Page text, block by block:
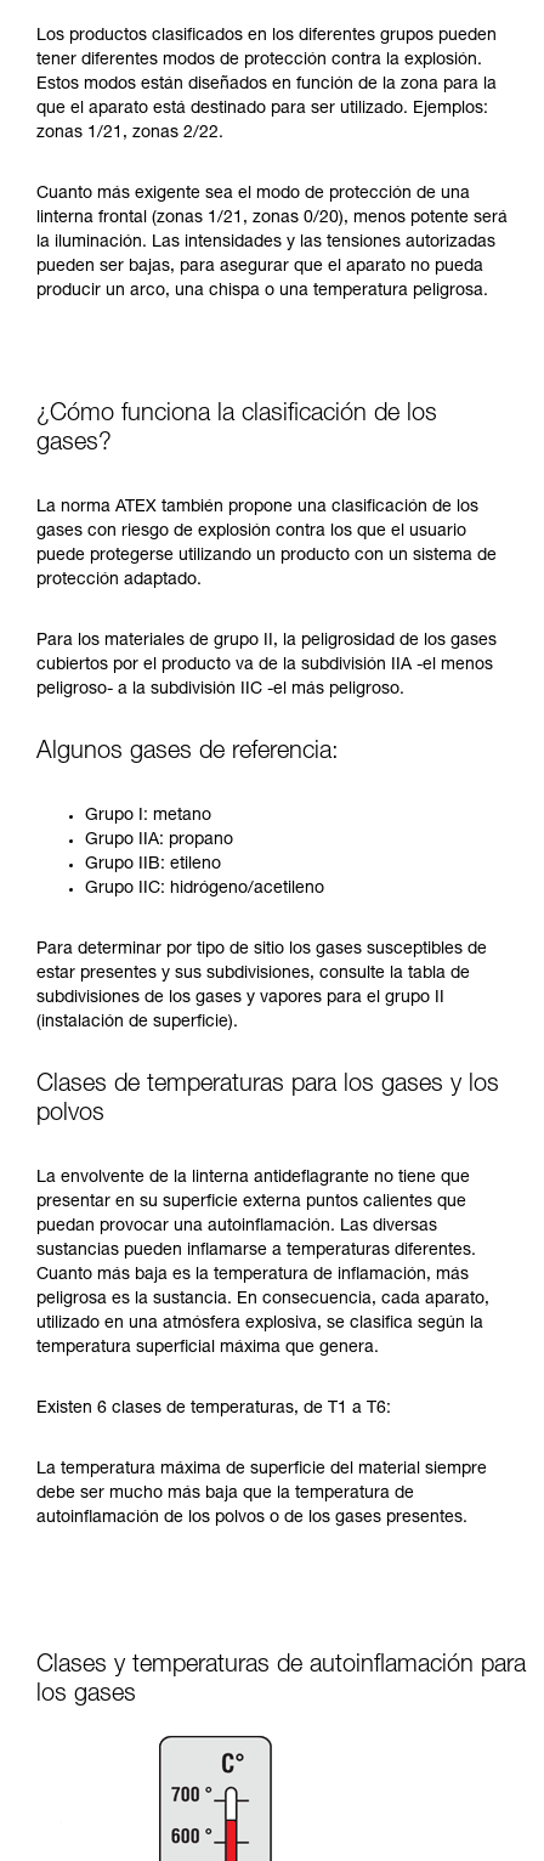
Los productos clasificados en los diferentes grupos pueden
tener diferentes modos de protección contra la explosión.
Estos modos están diseñados en función de la zona para la
que el aparato está destinado para ser utilizado. Ejemplos:
zonas 1/21, zonas 2/22.
Cuanto más exigente sea el modo de protección de una
linterna frontal (zonas 1/21, zonas 0/20), menos potente será
la iluminación. Las intensidades y las tensiones autorizadas
pueden ser bajas, para asegurar que el aparato no pueda
producir un arco, una chispa o una temperatura peligrosa.
¿Cómo funciona la clasificación de los
gases?
La norma ATEX también propone una clasificación de los
gases con riesgo de explosión contra los que el usuario
puede protegerse utilizando un producto con un sistema de
protección adaptado.
Para los materiales de grupo II, la peligrosidad de los gases
cubiertos por el producto va de la subdivisión IIA -el menos
peligroso- a la subdivisión IIC -el más peligroso.
Algunos gases de referencia:
Grupo I: metano
Grupo IIA: propano
Grupo IIB: etileno
Grupo IIC: hidrógeno/acetileno
Para determinar por tipo de sitio los gases susceptibles de
estar presentes y sus subdivisiones, consulte la tabla de
subdivisiones de los gases y vapores para el grupo II
(instalación de superficie).
Clases de temperaturas para los gases y los
polvos
La envolvente de la linterna antideflagrante no tiene que
presentar en su superficie externa puntos calientes que
puedan provocar una autoinflamación. Las diversas
sustancias pueden inflamarse a temperaturas diferentes.
Cuanto más baja es la temperatura de inflamación, más
peligrosa es la sustancia. En consecuencia, cada aparato,
utilizado en una atmósfera explosiva, se clasifica según la
temperatura superficial máxima que genera.
Existen 6 clases de temperaturas, de T1 a T6:
La temperatura máxima de superficie del material siempre
debe ser mucho más baja que la temperatura de
autoinflamación de los polvos o de los gases presentes.
Clases y temperaturas de autoinflamación para
los gases